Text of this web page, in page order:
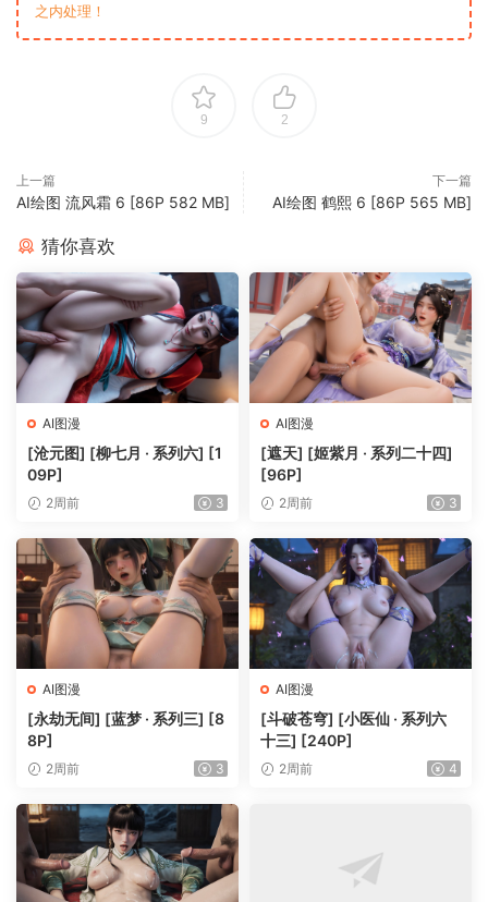
之内处理！
9 2
上一篇
AI绘图 流风霜 6 [86P 582 MB]
下一篇
AI绘图 鹤熙 6 [86P 565 MB]
猜你喜欢
AI图漫
[沧元图] [柳七月 · 系列六] [1
09P]
2周前 3
AI图漫
[遮天] [姬紫月 · 系列二十四]
[96P]
2周前 3
AI图漫
[永劫无间] [蓝梦 · 系列三] [8
8P]
2周前 3
AI图漫
[斗破苍穹] [小医仙 · 系列六
十三] [240P]
2周前 4